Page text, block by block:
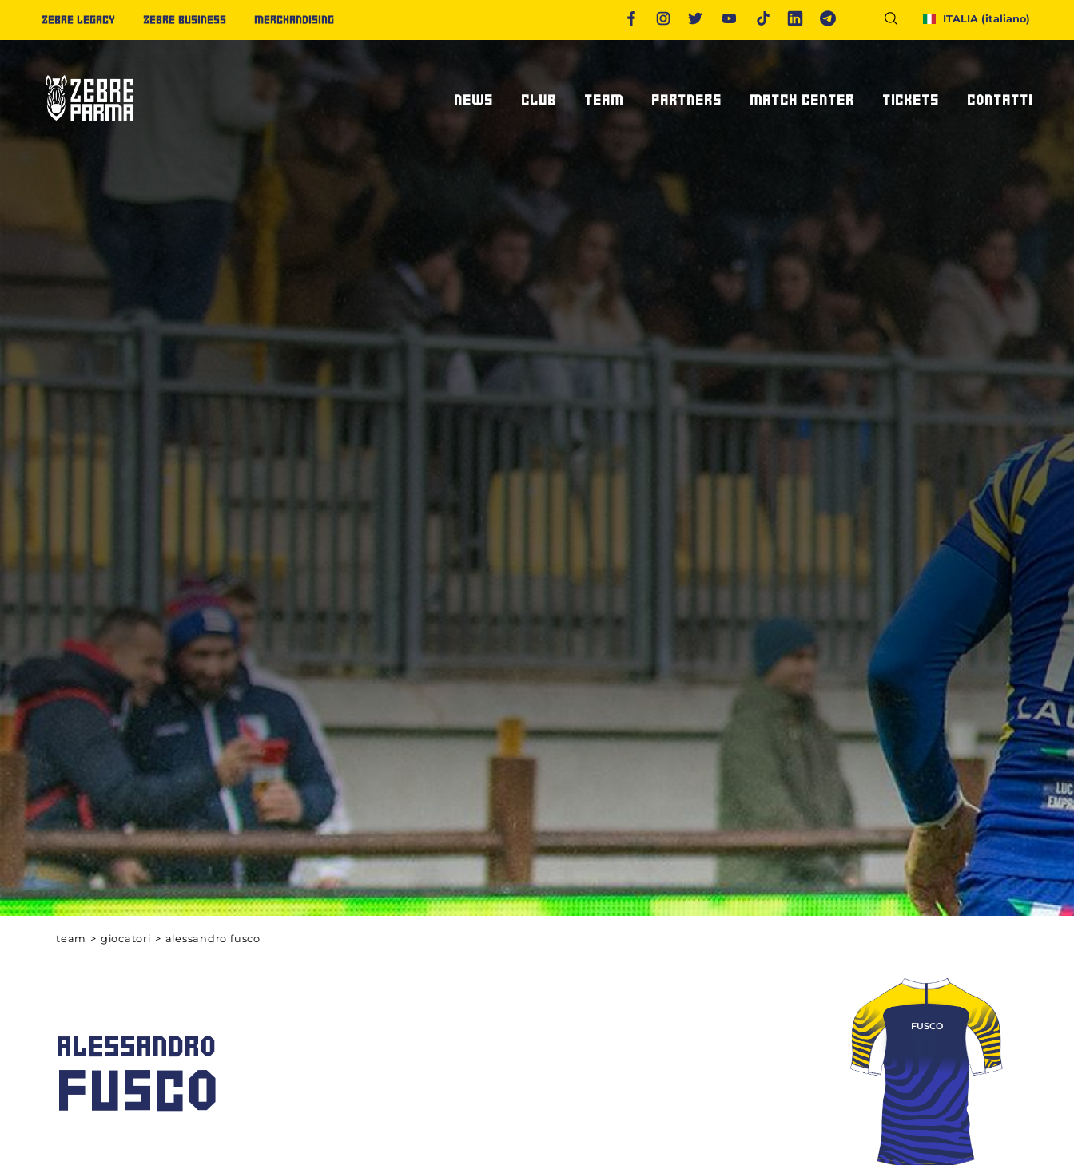
ZEBRE LEGACY ZEBRE BUSINESS MERCHANDISING ITALIA (italiano)
NEWS CLUB
Volontari
TEAM
Club Dei Centurioni
PARTNERS
Diventa Sponsor/partner
MATCH CENTER TICKETS CONTATTI
Accrediti Stampa
team > giocatori > alessandro fusco
ALESSANDRO
FUSCO
FUSCO